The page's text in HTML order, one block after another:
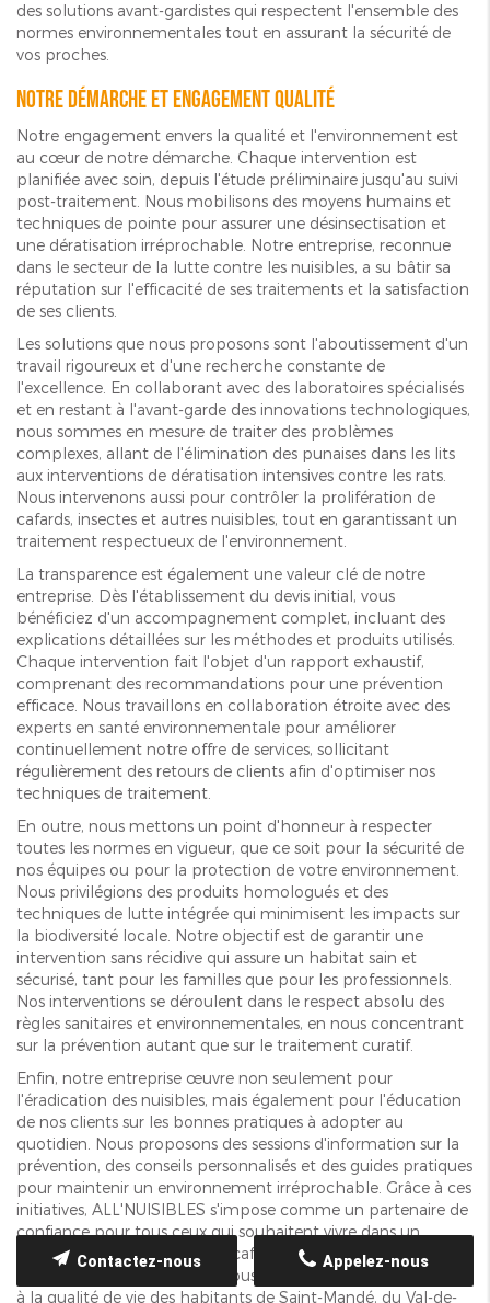
des solutions avant-gardistes qui respectent l'ensemble des
normes environnementales tout en assurant la sécurité de
vos proches.
Notre démarche et engagement qualité
Notre engagement envers la qualité et l'environnement est
au cœur de notre démarche. Chaque intervention est
planifiée avec soin, depuis l'étude préliminaire jusqu'au suivi
post-traitement. Nous mobilisons des moyens humains et
techniques de pointe pour assurer une désinsectisation et
une dératisation irréprochable. Notre entreprise, reconnue
dans le secteur de la lutte contre les nuisibles, a su bâtir sa
réputation sur l'efficacité de ses traitements et la satisfaction
de ses clients.
Les solutions que nous proposons sont l'aboutissement d'un
travail rigoureux et d'une recherche constante de
l'excellence. En collaborant avec des laboratoires spécialisés
et en restant à l'avant-garde des innovations technologiques,
nous sommes en mesure de traiter des problèmes
complexes, allant de l'élimination des punaises dans les lits
aux interventions de dératisation intensives contre les rats.
Nous intervenons aussi pour contrôler la prolifération de
cafards, insectes et autres nuisibles, tout en garantissant un
traitement respectueux de l'environnement.
La transparence est également une valeur clé de notre
entreprise. Dès l'établissement du devis initial, vous
bénéficiez d'un accompagnement complet, incluant des
explications détaillées sur les méthodes et produits utilisés.
Chaque intervention fait l'objet d'un rapport exhaustif,
comprenant des recommandations pour une prévention
efficace. Nous travaillons en collaboration étroite avec des
experts en santé environnementale pour améliorer
continuellement notre offre de services, sollicitant
régulièrement des retours de clients afin d'optimiser nos
techniques de traitement.
En outre, nous mettons un point d'honneur à respecter
toutes les normes en vigueur, que ce soit pour la sécurité de
nos équipes ou pour la protection de votre environnement.
Nous privilégions des produits homologués et des
techniques de lutte intégrée qui minimisent les impacts sur
la biodiversité locale. Notre objectif est de garantir une
intervention sans récidive qui assure un habitat sain et
sécurisé, tant pour les familles que pour les professionnels.
Nos interventions se déroulent dans le respect absolu des
règles sanitaires et environnementales, en nous concentrant
sur la prévention autant que sur le traitement curatif.
Enfin, notre entreprise œuvre non seulement pour
l'éradication des nuisibles, mais également pour l'éducation
de nos clients sur les bonnes pratiques à adopter au
quotidien. Nous proposons des sessions d'information sur la
prévention, des conseils personnalisés et des guides pratiques
pour maintenir un environnement irréprochable. Grâce à ces
initiatives, ALL'NUISIBLES s'impose comme un partenaire de
confiance pour tous ceux qui souhaitent vivre dans un
espace exempt de punaises, cafards, rats, guêpes, frelons ou
tout autre insecte nuisible. Nous sommes fiers de contribuer
à la qualité de vie des habitants de Saint-Mandé, du Val-de-
Appelez-nous
Contactez-nous